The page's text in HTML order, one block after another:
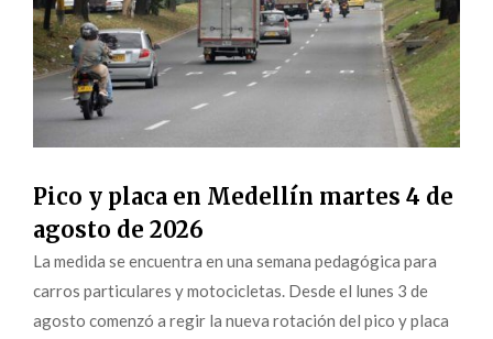
Pico y placa en Medellín martes 4 de
agosto de 2026
La medida se encuentra en una semana pedagógica para
carros particulares y motocicletas. Desde el lunes 3 de
agosto comenzó a regir la nueva rotación del pico y placa